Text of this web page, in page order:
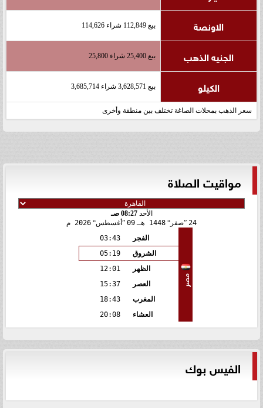
الاونصة بيع 112,849 شراء 114,626
الجنيه الذهب بيع 25,400 شراء 25,800
الكيلو بيع 3,628,571 شراء 3,685,714
سعر الذهب بمحلات الصاغة تختلف بين منطقة وأخرى
مواقيت الصلاة
الأحد08:27 صـ
24 صفر 1448 هـ 09 أغسطس 2026 م
مصر
الفجر
03:43
الشروق
05:19
الظهر
12:01
العصر
15:37
المغرب
18:43
العشاء
20:08
الفيس بوك